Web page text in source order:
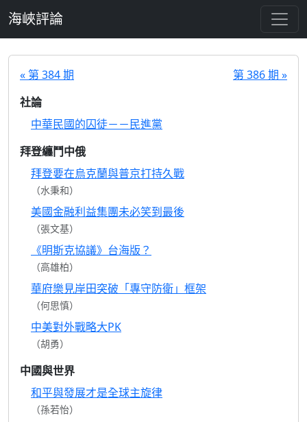
海峽評論
« 第 384 期
第 386 期 »
社論
中華民國的囚徒－－民進黨
拜登纏鬥中俄
拜登要在烏克蘭與普京打持久戰
（水秉和）
美國金融利益集團未必笑到最後
（張文基）
《明斯克協議》台海版？
（高雄柏）
華府樂見岸田突破「專守防衛」框架
（何思慎）
中美對外戰略大PK
（胡勇）
中國與世界
和平與發展才是全球主旋律
（孫若怡）